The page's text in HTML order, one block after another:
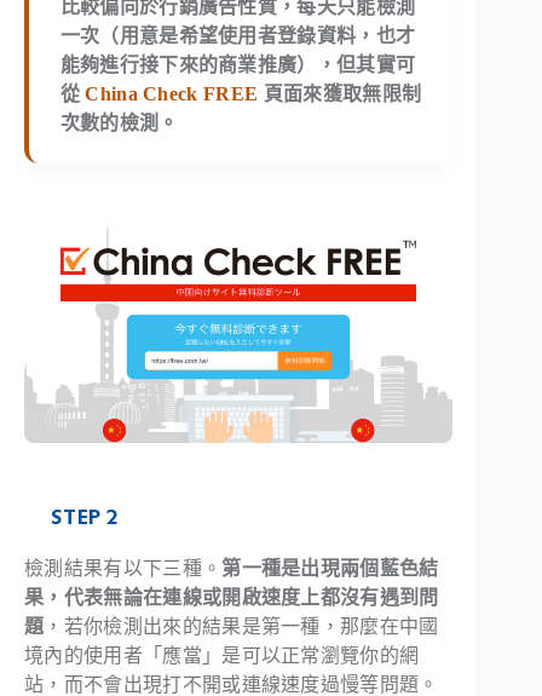
比較偏向於行銷廣告性質，每天只能檢測
一次（用意是希望使用者登錄資料，也才
能夠進行接下來的商業推廣），但其實可
從China Check FREE 頁面來獲取無限制
次數的檢測。
STEP 2
檢測結果有以下三種。第一種是出現兩個藍色結
果，代表無論在連線或開啟速度上都沒有遇到問
題 ，若你檢測出來的結果是第一種，那麼在中國
境內的使用者「應當」是可以正常瀏覽你的網
站，而不會出現打不開或連線速度過慢等問題。